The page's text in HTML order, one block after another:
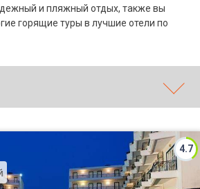
и пляжный отдых, также вы
горящие туры в лучшие отели по
4.7